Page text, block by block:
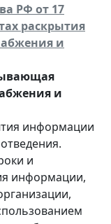
РФ от 17
раскрытия
и
и
информации
и
информации,